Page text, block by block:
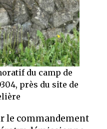
du camp de
près du site de
le commandement